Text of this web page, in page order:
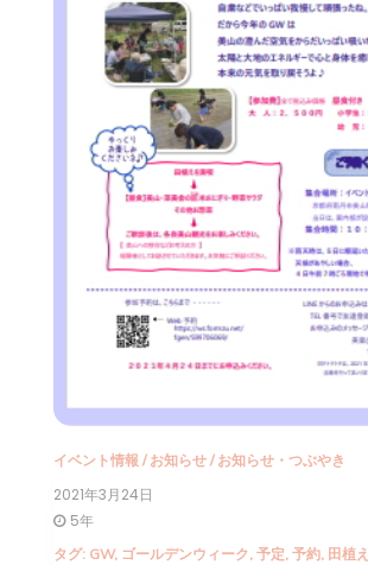
イベント情報 / お知らせ/ お知らせ・つぶやき
2021年3月24日
5年
タグ: GW, ゴールデンウィーク, 予定, 予約, 田植え